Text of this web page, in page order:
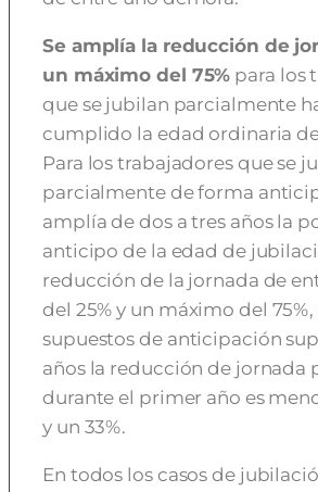
Se amplía la reducción de
un máximo del 75% para los
que se jubilan parcialmente
cumplido la edad ordinaria
Para los trabajadores que se
parcialmente de forma
amplía de dos a tres años la
anticipo de la edad de
reducción de la jornada de
del 25% y un máximo del
supuestos de anticipación
años la reducción de jornada
durante el primer año es
y un 33%.
En todos los casos de